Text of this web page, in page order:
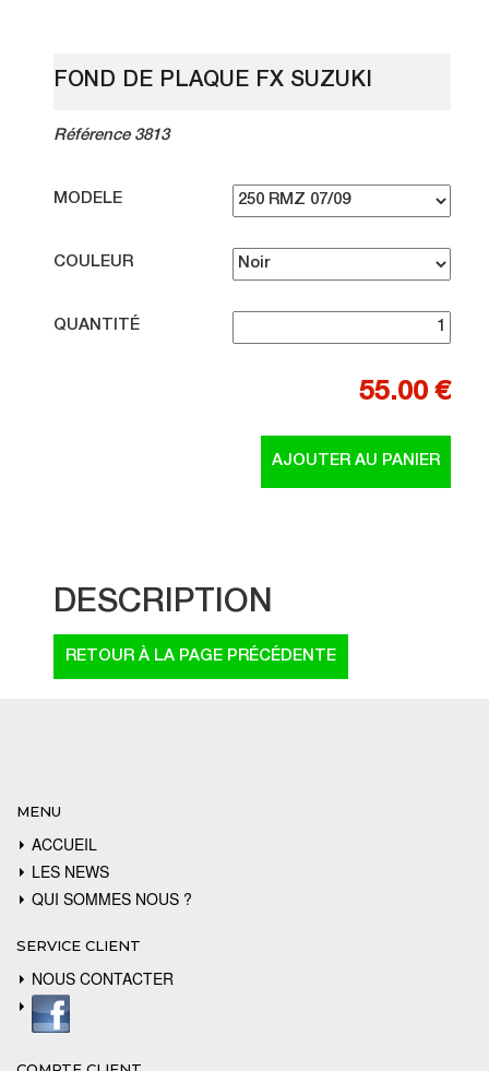
FOND DE PLAQUE FX SUZUKI
Référence 3813
MODELE
COULEUR
QUANTITÉ
55.00 €
DESCRIPTION
MENU
ACCUEIL
LES NEWS
QUI SOMMES NOUS ?
SERVICE CLIENT
NOUS CONTACTER